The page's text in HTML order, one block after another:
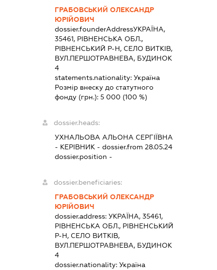
ГРАБОВСЬКИЙ ОЛЕКСАНДР
ЮРІЙОВИЧ
dossier.founderAddressУКРАЇНА,
35461, РІВНЕНСЬКА ОБЛ.,
РІВНЕНСЬКИЙ Р-Н, СЕЛО ВИТКІВ,
ВУЛ.ПЕРШОТРАВНЕВА, БУДИНОК
4
statements.nationality:Україна
Розмір внеску до статутного
фонду (грн.):5 000 (100 %)
dossier.heads:
УХНАЛЬОВА АЛЬОНА СЕРГІЇВНА
- КЕРІВНИК - dossier.from 28.05.24
dossier.position -
dossier.beneficiaries:
ГРАБОВСЬКИЙ ОЛЕКСАНДР
ЮРІЙОВИЧ
dossier.address:УКРАЇНА, 35461,
РІВНЕНСЬКА ОБЛ., РІВНЕНСЬКИЙ
Р-Н, СЕЛО ВИТКІВ,
ВУЛ.ПЕРШОТРАВНЕВА, БУДИНОК
4
dossier.nationality:Україна